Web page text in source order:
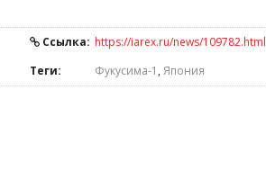
Ссылка: https://iarex.ru/news/109782.html
Теги: Фукусима-1 , Япония